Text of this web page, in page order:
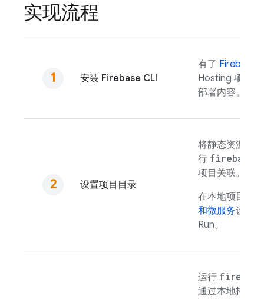
实现流程
安装 Firebase CLI
有了 Firebase
Hosting 项目
部署内容。
设置项目目录
将静态资源添
行 firebase
项目关联。
在本地项目目
和微服务设置
Run。
运行
通过本地托管